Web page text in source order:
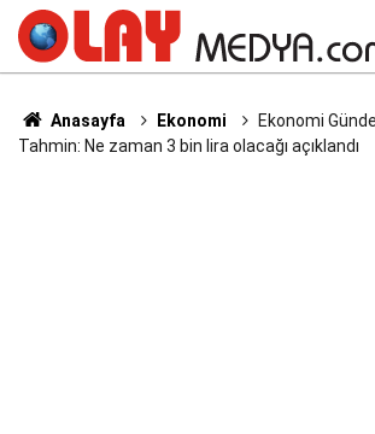
Anasayfa Ekonomi
Ekonomi
Tahmin: Ne zaman 3 bin lira olacağı açıklandı